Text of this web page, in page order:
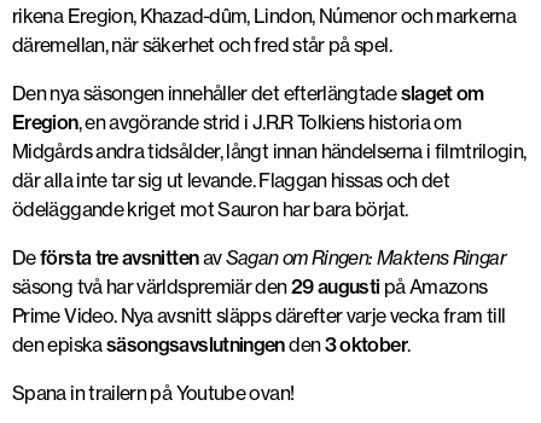
rikena Eregion, Khazad-dûm, Lindon, Númenor och markerna
däremellan, när säkerhet och fred står på spel.
Den nya säsongen innehåller det efterlängtadeslaget om
Eregion, en avgörande strid i J.R.R Tolkiens historia om
Midgårds andra tidsålder, långt innan händelserna i filmtrilogin,
där alla inte tar sig ut levande. Flaggan hissas och det
ödeläggande kriget mot Sauron har bara börjat.
Deförsta tre avsnittenavSagan om Ringen: Maktens Ringar
säsong två har världspremiär den29 augusti på Amazons
Prime Video. Nya avsnitt släpps därefter varje vecka fram till
den episkasäsongsavslutningenden3 oktober.
Spana in trailern på Youtube ovan!